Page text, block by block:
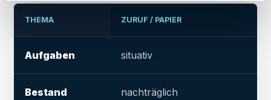
THEMA ZURUF / PAPIER
Aufgaben situativ
Bestand nachträglich